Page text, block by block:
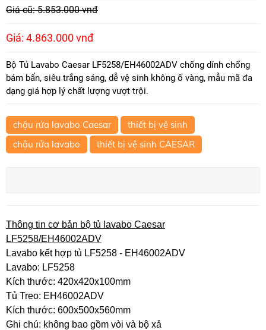
Giá cũ: 5.853.000 vnđ
Giá: 4.863.000 vnđ
Bộ Tủ Lavabo Caesar LF5258/EH46002ADV chống dính chống
bám bẩn, siêu trắng sáng, dễ vệ sinh không ố vàng, mẫu mã đa
dạng giá hợp lý chất lượng vượt trội.
chậu rửa lavabo Caesar
thiết bị vệ sinh
chậu rửa lavabo
thiết bị vệ sinh CAESAR
Thông tin cơ bản bộ tủ lavabo Caesar
LF5258/EH46002ADV
Lavabo kết hợp tủ LF5258 - EH46002ADV
Lavabo: LF5258
Kích thước: 420x420x100mm
Tủ Treo: EH46002ADV
Kích thước: 600x500x560mm
Ghi chú: không bao gồm vòi và bộ xả